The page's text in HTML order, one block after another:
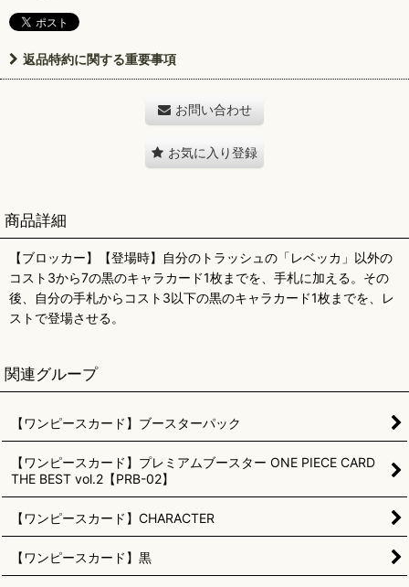
返品特約に関する重要事項
お問い合わせ
お気に入り登録
商品詳細
【ブロッカー】【登場時】自分のトラッシュの「レベッカ」以外の
コスト3から7の黒のキャラカード1枚までを、手札に加える。その
後、自分の手札からコスト3以下の黒のキャラカード1枚までを、レ
ストで登場させる。
関連グループ
【ワンピースカード】ブースターパック
【ワンピースカード】プレミアムブースター ONE PIECE CARD
THE BEST vol.2【PRB-02】
【ワンピースカード】CHARACTER
【ワンピースカード】黒